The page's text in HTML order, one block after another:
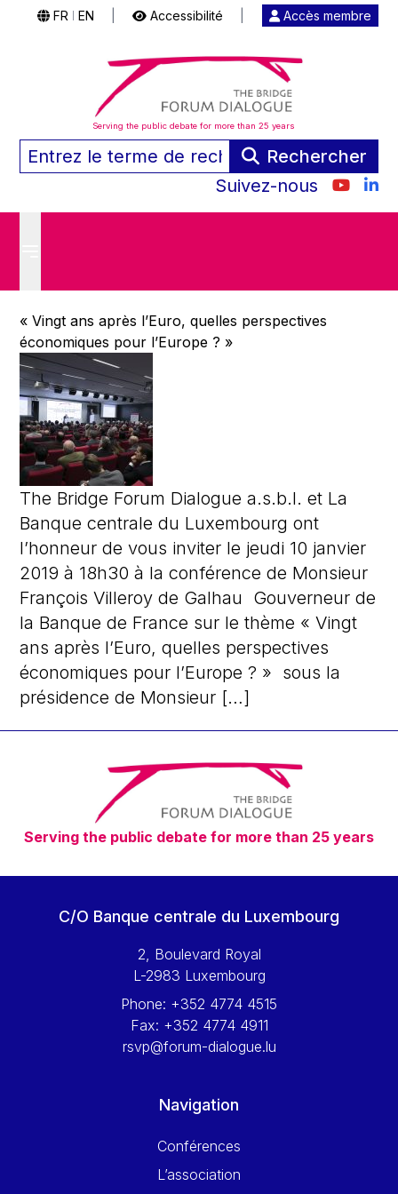
FR EN Accessibilité Accès membre
Serving the public debate for more than 25 years
Rechercher
Suivez-nous
« Vingt ans après l’Euro, quelles perspectives
économiques pour l’Europe ? »
The Bridge Forum Dialogue a.s.b.l. et La
Banque centrale du Luxembourg ont
l’honneur de vous inviter le jeudi 10 janvier
2019 à 18h30 à la conférence de Monsieur
François Villeroy de Galhau Gouverneur de
la Banque de France sur le thème « Vingt
ans après l’Euro, quelles perspectives
économiques pour l’Europe ? » sous la
présidence de Monsieur […]
Serving the public debate for more than 25 years
C/O Banque centrale du Luxembourg
2, Boulevard Royal
L-2983 Luxembourg
Phone: +352 4774 4515
Fax: +352 4774 4911
rsvp@forum-dialogue.lu
Navigation
Conférences
L’association